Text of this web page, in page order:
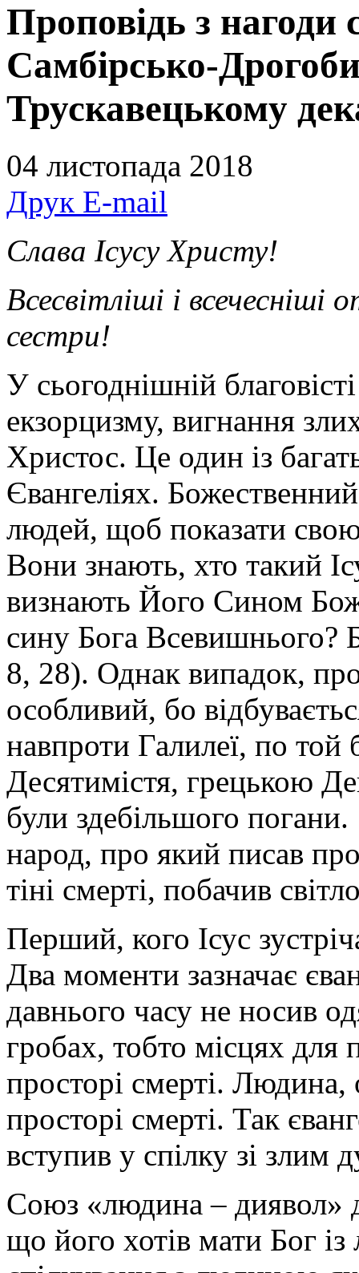
Проповідь з нагоди
Самбірсько-
Трускавецькому
04 листопада 2018
Друк E-mail
Слава Ісусу Христу!
Всесвітліші і
сестри!
У сьогоднішній
екзорцизму, вигнання
Христос. Це один із
Євангеліях.
людей, щоб показати
Вони знають, хто такий
визнають Його Сином
сину Бога Всевишнього?
8, 28). Однак випадок,
особливий, бо
навпроти Галилеї, по той
Десятимістя, грецькою
були здебільшого
народ, про який писав
тіні смерті, побачив
Перший, кого Ісус
Два моменти зазначає
давнього часу не носив
гробах, тобто місцях для
просторі смерті. Людина,
просторі смерті. Так
вступив у спілку зі злим
Союз «людина – диявол»
що його хотів мати Бог